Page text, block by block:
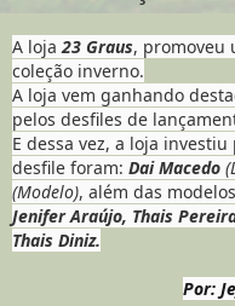
A loja 23 Graus, promoveu
coleção inverno.
A loja vem ganhando
pelos desfiles de
E dessa vez, a loja
desfile foram: Dai Macedo
(Modelo), além das
Jenifer Araújo, Thais
Thais Diniz.
Por: